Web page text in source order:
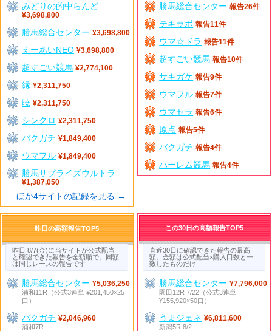
みどりの的中らんど
¥3,698,800
勝馬総合センター ¥3,698,800
えーあいNEO ¥3,698,800
超すごい競馬 ¥2,774,100
縁 ¥2,311,750
暁 ¥2,311,750
シンクロ ¥2,311,750
バクガチ ¥1,849,400
ウマフル ¥1,849,400
勝馬サプライズウルトラ
¥1,387,050
ほか4サイトの記録を見る →
勝馬総合センター 報告26件
テキラボ 報告11件
ウマ☆ドラ 報告11件
超すごい競馬 報告10件
サキガケ 報告9件
ウマフル 報告7件
ウマセラ 報告6件
原点 報告5件
バクガチ 報告4件
ハーレム競馬 報告4件
昨日の高額報告TOP5
昨日 8/7(金)に当サイトが公式配当
と確認できた報告を金額順で。同額
は同じレースの報告です
勝馬総合センター ¥5,036,250
浦和11R（公式3連単 ¥201,450×25
口）
バクガチ ¥2,046,960
浦和7R
この30日の高額報告TOP5
直近30日に確認できた報告の最高
額。金額は公式配当×購入口数と一
致したものだけ
勝馬総合センター ¥7,796,000
園田12R 7/22（公式3連単
¥155,920×50口）
うまジェネ ¥6,811,600
新潟5R 8/2